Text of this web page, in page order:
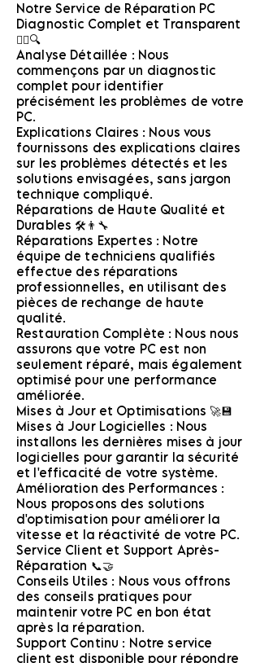
Notre Service de Réparation PC
Diagnostic Complet et Transparent
🕵️‍♂️🔍
Analyse Détaillée : Nous
commençons par un diagnostic
complet pour identifier
précisément les problèmes de votre
PC.
Explications Claires : Nous vous
fournissons des explications claires
sur les problèmes détectés et les
solutions envisagées, sans jargon
technique compliqué.
Réparations de Haute Qualité et
Durables 🛠️👨‍🔧
Réparations Expertes : Notre
équipe de techniciens qualifiés
effectue des réparations
professionnelles, en utilisant des
pièces de rechange de haute
qualité.
Restauration Complète : Nous nous
assurons que votre PC est non
seulement réparé, mais également
optimisé pour une performance
améliorée.
Mises à Jour et Optimisations 🚀💾
Mises à Jour Logicielles : Nous
installons les dernières mises à jour
logicielles pour garantir la sécurité
et l'efficacité de votre système.
Amélioration des Performances :
Nous proposons des solutions
d'optimisation pour améliorer la
vitesse et la réactivité de votre PC.
Service Client et Support Après-
Réparation 📞🤝
Conseils Utiles : Nous vous offrons
des conseils pratiques pour
maintenir votre PC en bon état
après la réparation.
Support Continu : Notre service
client est disponible pour répondre